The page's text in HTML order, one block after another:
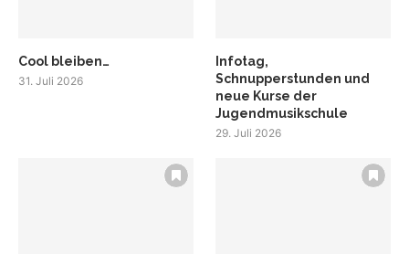
Cool bleiben…
31. Juli 2026
Infotag,
Schnupperstunden und
neue Kurse der
Jugendmusikschule
29. Juli 2026